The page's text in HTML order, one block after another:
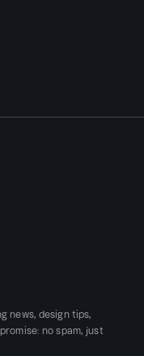
news, design tips,
no spam, just